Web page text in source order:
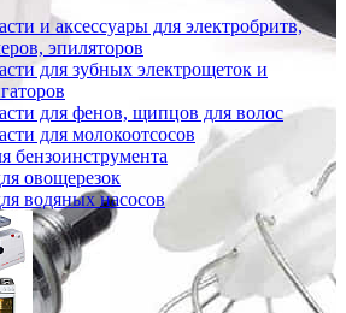
и аксессуары для электробритв,
эпиляторов
для зубных электрощеток и
для фенов, щипцов для волос
для молокоотсосов
бензоинструмента
овощерезок
водяных насосов